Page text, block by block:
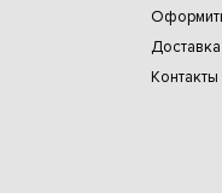
Контакты